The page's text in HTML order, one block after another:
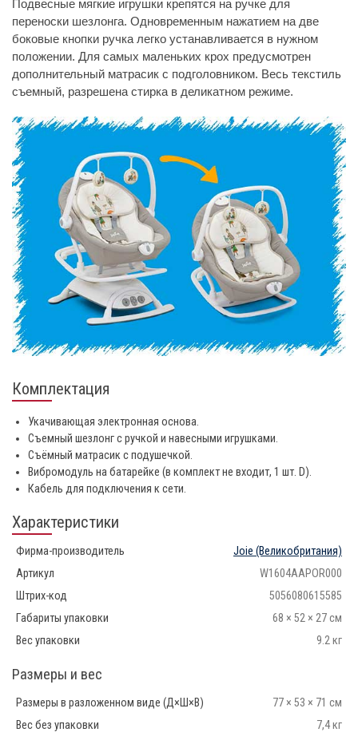
Подвесные мягкие игрушки крепятся на ручке для
переноски шезлонга. Одновременным нажатием на две
боковые кнопки ручка легко устанавливается в нужном
положении. Для самых маленьких крох предусмотрен
дополнительный матрасик с подголовником. Весь текстиль
съемный, разрешена стирка в деликатном режиме.
Комплектация
Укачивающая электронная основа.
Съемный шезлонг с ручкой и навесными игрушками.
Съёмный матрасик с подушечкой.
Вибромодуль на батарейке (в комплект не входит, 1 шт. D).
Кабель для подключения к сети.
Характеристики
Фирма-производитель Joie (Великобритания)
Артикул
W1604AAPOR000
Штрих-код
5056080615585
Габариты упаковки
68 × 52 × 27 см
Вес упаковки
9.2 кг
Размеры и вес
Размеры в разложенном виде (Д×Ш×В)
77 × 53 × 71 см
Вес без упаковки
7,4 кг